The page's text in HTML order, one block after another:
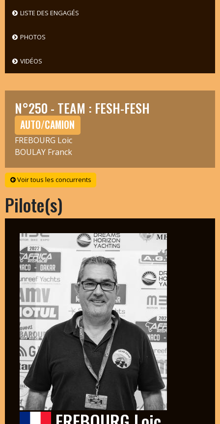
LISTE DES ENGAGÉS
PHOTOS
VIDÉOS
N°250 - TEAM : FESH-FESH
AUTO/CAMION
FREBOURG Loic
BOULAY Franck
Voir tous les concurrents
Pilote(s)